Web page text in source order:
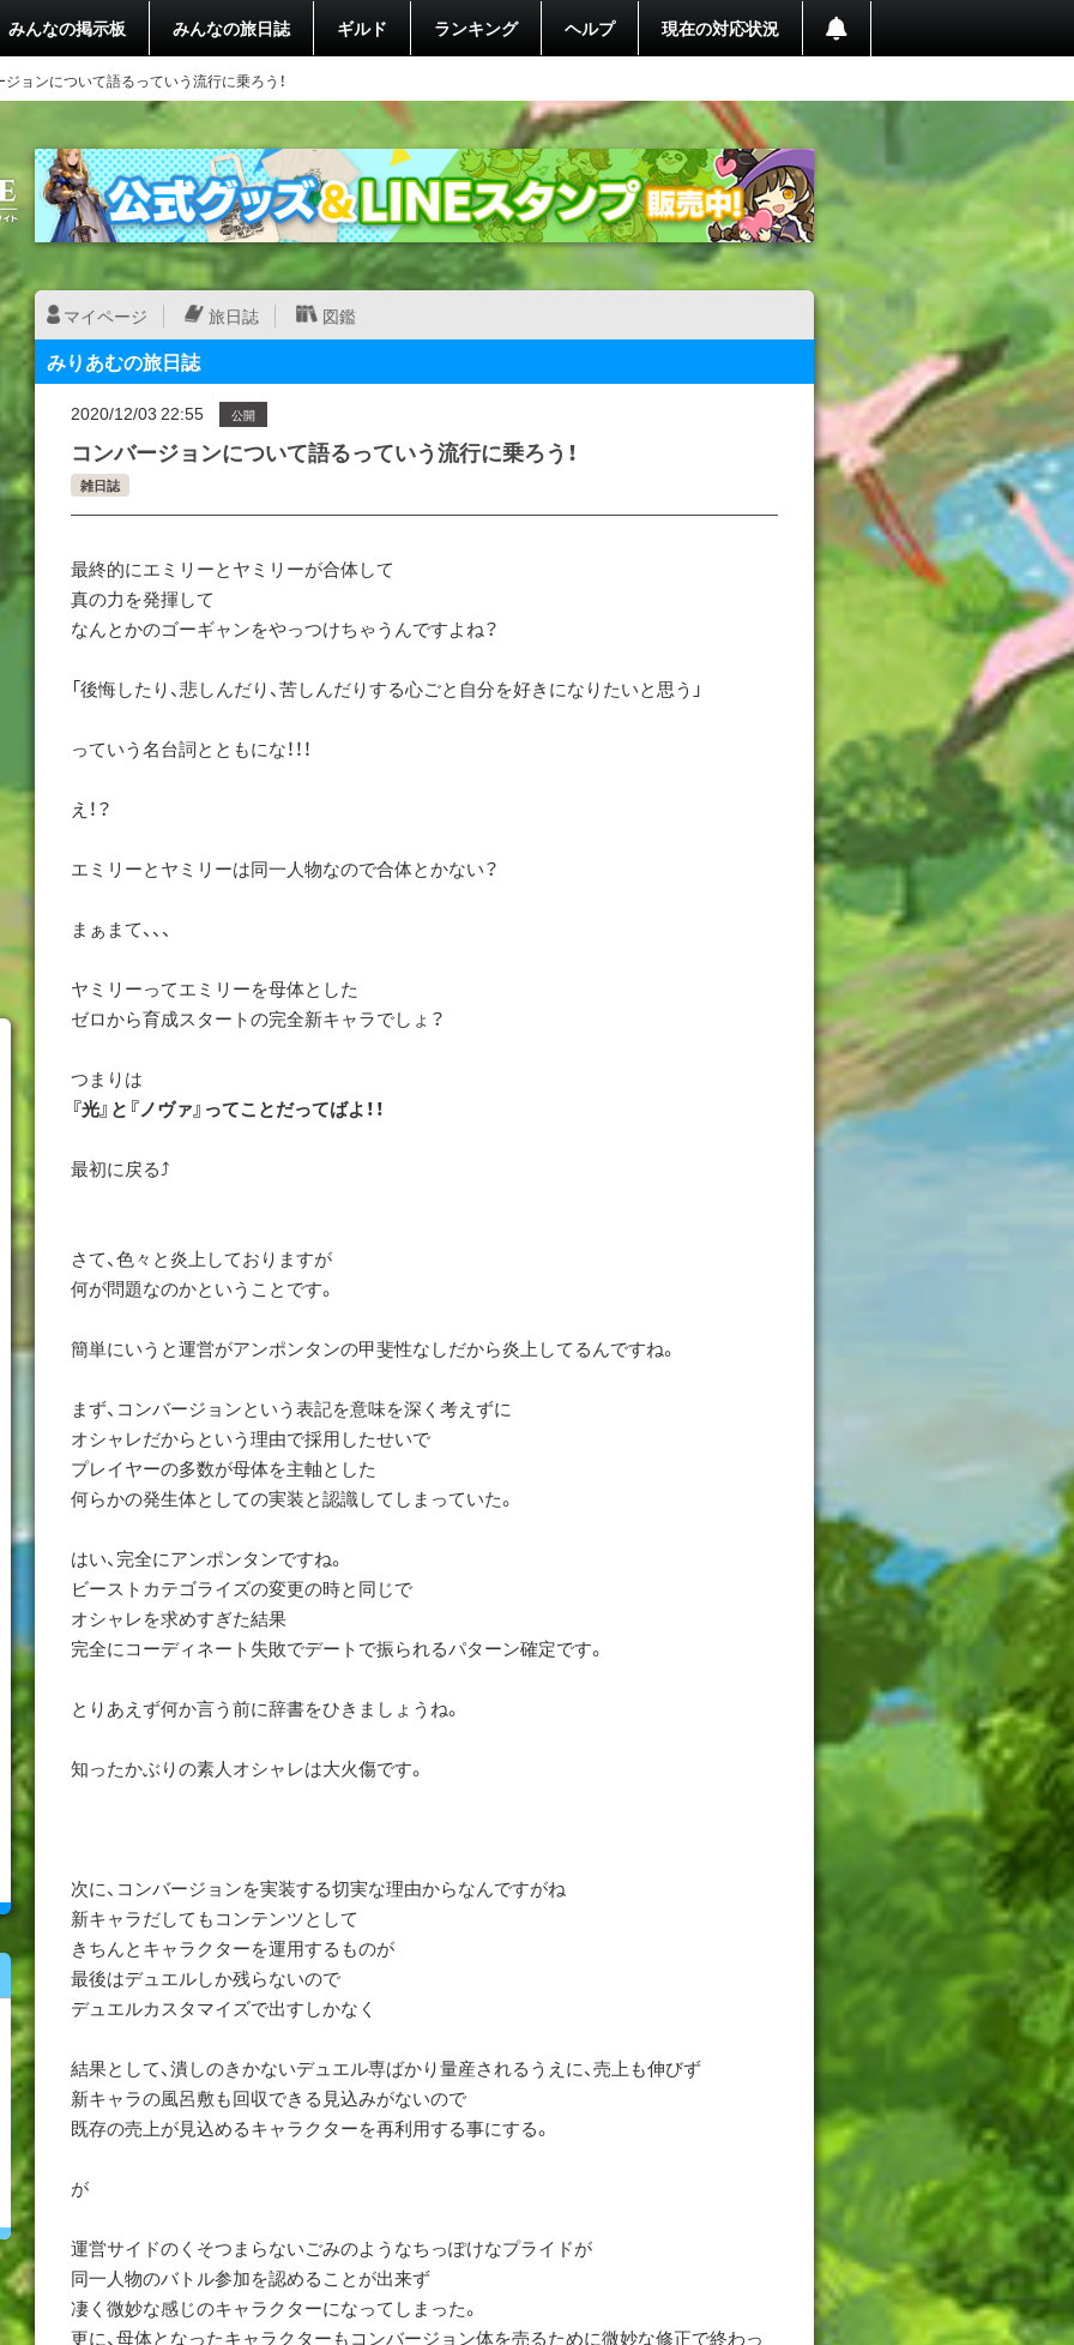
みんなの掲示板 みんなの旅日誌 ギルド ランキング ヘルプ 現在の対応状況
ョンについて語るっていう流行に乗ろう！
マイページ 旅日誌 図鑑
みりあむの旅日誌
2020/12/03 22:55 公開
コンバージョンについて語るっていう流行に乗ろう！
雑日誌
最終的にエミリーとヤミリーが合体して
真の力を発揮して
なんとかのゴーギャンをやっつけちゃうんですよね？
「後悔したり、悲しんだり、苦しんだりする心ごと自分を好きになりたいと思う」
っていう名台詞とともにな！！！
え！？
エミリーとヤミリーは同一人物なので合体とかない？
まぁまて、、、
ヤミリーってエミリーを母体とした
ゼロから育成スタートの完全新キャラでしょ？
つまりは
『光』と『ノヴァ』ってことだってばよ！！
最初に戻る⤴️
さて、色々と炎上しておりますが
何が問題なのかということです。
簡単にいうと運営がアンポンタンの甲斐性なしだから炎上してるんですね。
まず、コンバージョンという表記を意味を深く考えずに
オシャレだからという理由で採用したせいで
プレイヤーの多数が母体を主軸とした
何らかの発生体としての実装と認識してしまっていた。
はい、完全にアンポンタンですね。
ビーストカテゴライズの変更の時と同じで
オシャレを求めすぎた結果
完全にコーディネート失敗でデートで振られるパターン確定です。
とりあえず何か言う前に辞書をひきましょうね。
知ったかぶりの素人オシャレは大火傷です。
次に、コンバージョンを実装する切実な理由からなんですがね
新キャラだしてもコンテンツとして
きちんとキャラクターを運用するものが
最後はデュエルしか残らないので
デュエルカスタマイズで出すしかなく
結果として、潰しのきかないデュエル専ばかり量産されるうえに、売上も伸びず
新キャラの風呂敷も回収できる見込みがないので
既存の売上が見込めるキャラクターを再利用する事にする。
が
運営サイドのくそつまらないごみのようなちっぽけなプライドが
同一人物のバトル参加を認めることが出来ず
凄く微妙な感じのキャラクターになってしまった。
更に、母体となったキャラクターもコンバージョン体を売るために微妙な修正で終わっ